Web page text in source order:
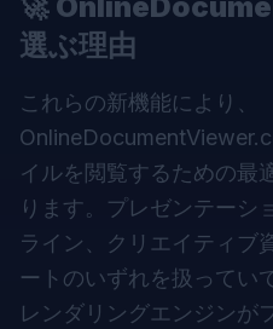
選ぶ理由
これらの新機能により、
イルを閲覧するための最
ります。プレゼンテーシ
ライン、クリエイティブ
ートのいずれを扱ってい
レンダリングエンジンが